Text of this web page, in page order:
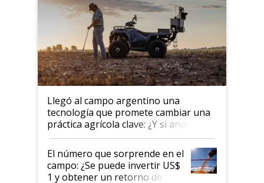
Llegó al campo argentino una
tecnología que promete cambiar una
práctica agrícola clave: ¿Y si analizar
el suelo fuera tan simple como
apretar un botón?
El número que sorprende en el
campo: ¿Se puede invertir US$
1 y obtener un retorno de